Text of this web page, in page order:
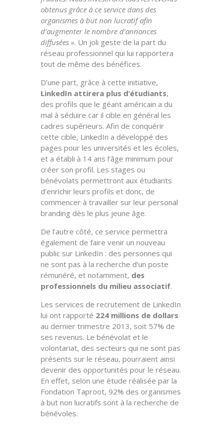
obtenus grâce à ce service dans des
organismes à but non lucratif afin
d’augmenter le nombre d’annonces
diffusées ». Un joli geste de la part du
réseau professionnel qui lui rapportera
tout de même des bénéfices.
D’une part, grâce à cette initiative,
LinkedIn attirera plus d’étudiants,
des profils que le géant américain a du
mal à séduire car il cible en général les
cadres supérieurs. Afin de conquérir
cette cible, LinkedIn a développé des
pages pour les universités et les écoles,
et a établi à 14 ans l’âge minimum pour
créer son profil. Les stages ou
bénévolats permettront aux étudiants
d’enrichir leurs profils et donc, de
commencer à travailler sur leur personal
branding dès le plus jeune âge.
De l’autre côté, ce service permettra
également de faire venir un nouveau
public sur LinkedIn : des personnes qui
ne sont pas à la recherche d’un poste
rémunéré, et notamment, des
professionnels du milieu associatif.
Les services de recrutement de LinkedIn
lui ont rapporté 224 millions de dollars
au dernier trimestre 2013, soit 57% de
ses revenus. Le bénévolat et le
volontariat, des secteurs qui ne sont pas
présents sur le réseau, pourraient ainsi
devenir des opportunités pour le réseau.
En effet, selon une étude réalisée par la
Fondation Taproot, 92% des organismes
à but non lucratifs sont à la recherche de
bénévoles.